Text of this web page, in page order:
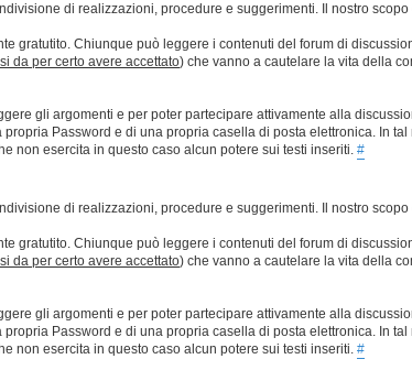
di realizzazioni, procedure e suggerimenti. Il nostro
gratutito. Chiunque può leggere i contenuti del forum di
da per certo avere accettato) che vanno a cautelare la vita della
gli argomenti e per poter partecipare attivamente alla
Password e di una propria casella di posta elettronica. In
non esercita in questo caso alcun potere sui testi inseriti. #
di realizzazioni, procedure e suggerimenti. Il nostro
gratutito. Chiunque può leggere i contenuti del forum di
da per certo avere accettato) che vanno a cautelare la vita della
gli argomenti e per poter partecipare attivamente alla
Password e di una propria casella di posta elettronica. In
non esercita in questo caso alcun potere sui testi inseriti. #